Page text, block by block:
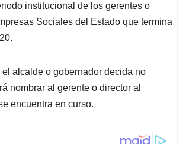
institucional de los gerentes o
Sociales del Estado que termina
el alcalde o gobernador decida no
nombrar al gerente o director al
encuentra en curso.